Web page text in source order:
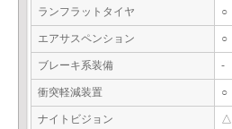
ランフラットタイヤ ○
エアサスペンション ○
ブレーキ系装備 -
衝突軽減装置 ○
ナイトビジョン △